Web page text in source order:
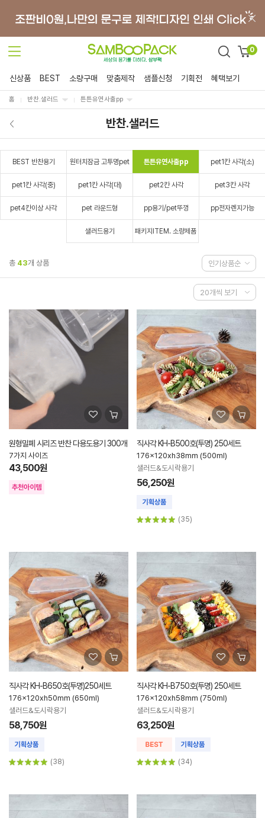
0
신상품 BEST 소량구매 맞춤제작 샘플신청 기획전 혜택보기
홈 반찬.샐러드 튼튼유연사출pp
반찬.샐러드
BEST 반찬용기 원터치잠금 고투명pet 튼튼유연사출pp pet1칸 사각(소)
pet1칸 사각(중) pet1칸 사각(대) pet2칸 사각 pet3칸 사각
pet4칸이상 사각 pet 라운드형 pp용기/pet뚜껑 pp전자렌지가능
샐러드용기 패키지ITEM. 소량제품
총 43개 상품
원형밀폐 시리즈 반찬 다용도용기 300개
7가지 사이즈
43,500원
직사각 KH-B500호(투명) 250세트
176x120xh38mm (500ml)
샐러드&도시락용기
56,250원
(35)
직사각 KH-B650호(투명)250세트
176x120xh50mm (650ml)
샐러드&도시락용기
58,750원
(38)
직사각 KH-B750호(투명) 250세트
176x120xh58mm (750ml)
샐러드&도시락용기
63,250원
(34)